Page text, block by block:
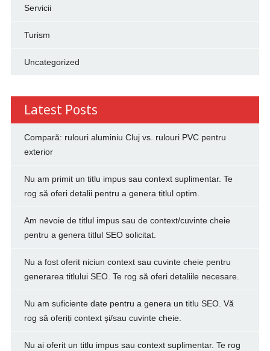
Servicii
Turism
Uncategorized
Latest Posts
Compară: rulouri aluminiu Cluj vs. rulouri PVC pentru
exterior
Nu am primit un titlu impus sau context suplimentar. Te
rog să oferi detalii pentru a genera titlul optim.
Am nevoie de titlul impus sau de context/cuvinte cheie
pentru a genera titlul SEO solicitat.
Nu a fost oferit niciun context sau cuvinte cheie pentru
generarea titlului SEO. Te rog să oferi detaliile necesare.
Nu am suficiente date pentru a genera un titlu SEO. Vă
rog să oferiți context și/sau cuvinte cheie.
Nu ai oferit un titlu impus sau context suplimentar. Te rog